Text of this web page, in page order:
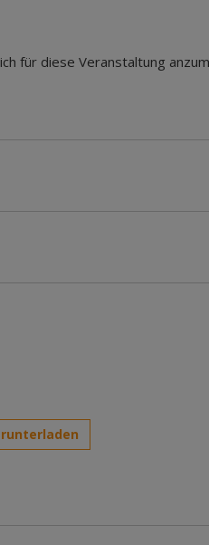
für diese Veranstaltung